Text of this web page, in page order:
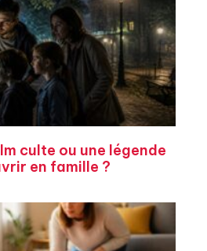
culte ou une légende
en famille ?